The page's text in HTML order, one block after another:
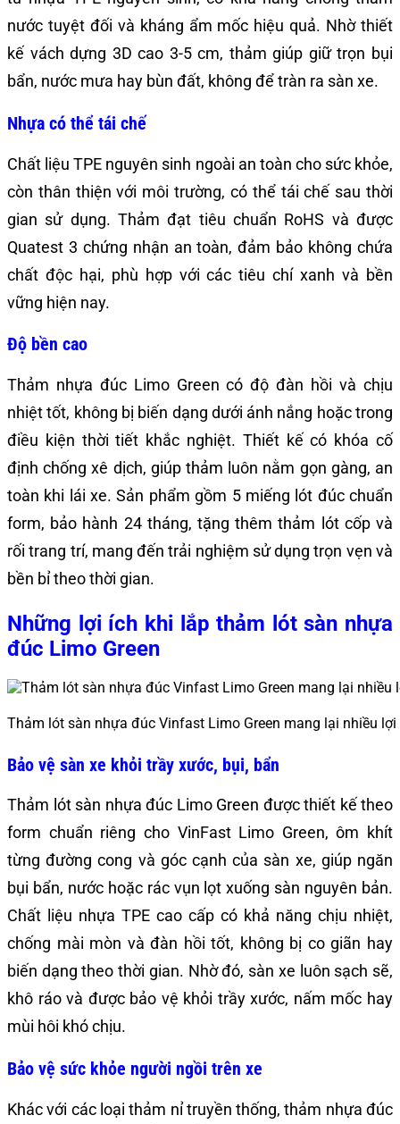
nước tuyệt đối và kháng ẩm mốc hiệu quả. Nhờ thiết
kế vách dựng 3D cao 3-5 cm, thảm giúp giữ trọn bụi
bẩn, nước mưa hay bùn đất, không để tràn ra sàn xe.
Nhựa có thể tái chế
Chất liệu TPE nguyên sinh ngoài an toàn cho sức khỏe,
còn thân thiện với môi trường, có thể tái chế sau thời
gian sử dụng. Thảm đạt tiêu chuẩn RoHS và được
Quatest 3 chứng nhận an toàn, đảm bảo không chứa
chất độc hại, phù hợp với các tiêu chí xanh và bền
vững hiện nay.
Độ bền cao
Thảm nhựa đúc Limo Green có độ đàn hồi và chịu
nhiệt tốt, không bị biến dạng dưới ánh nắng hoặc trong
điều kiện thời tiết khắc nghiệt. Thiết kế có khóa cố
định chống xê dịch, giúp thảm luôn nằm gọn gàng, an
toàn khi lái xe. Sản phẩm gồm 5 miếng lót đúc chuẩn
form, bảo hành 24 tháng, tặng thêm thảm lót cốp và
rối trang trí, mang đến trải nghiệm sử dụng trọn vẹn và
bền bỉ theo thời gian.
Những lợi ích khi lắp thảm lót sàn nhựa
đúc Limo Green
Thảm lót sàn nhựa đúc Vinfast Limo Green mang lại nhiều lợi
Bảo vệ sàn xe khỏi trầy xước, bụi, bẩn
Thảm lót sàn nhựa đúc Limo Green được thiết kế theo
form chuẩn riêng cho VinFast Limo Green, ôm khít
từng đường cong và góc cạnh của sàn xe, giúp ngăn
bụi bẩn, nước hoặc rác vụn lọt xuống sàn nguyên bản.
Chất liệu nhựa TPE cao cấp có khả năng chịu nhiệt,
chống mài mòn và đàn hồi tốt, không bị co giãn hay
biến dạng theo thời gian. Nhờ đó, sàn xe luôn sạch sẽ,
khô ráo và được bảo vệ khỏi trầy xước, nấm mốc hay
mùi hôi khó chịu.
Bảo vệ sức khỏe người ngồi trên xe
Khác với các loại thảm nỉ truyền thống, thảm nhựa đúc